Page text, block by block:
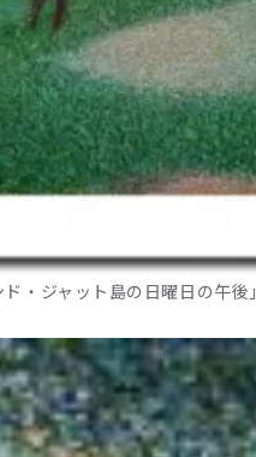
ド・ジャット島の日曜日の午後」